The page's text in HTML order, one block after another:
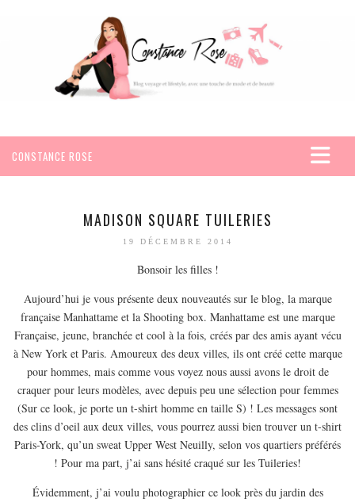
CONSTANCE ROSE
AMÉRIQUE
MEXIQUE
ESPAGNE
FRANCE
GRÈCE
HONGRIE
ITALIE
MADISON SQUARE TUILERIES
19 DÉCEMBRE 2014
Bonsoir les filles !
Aujourd’hui je vous présente deux nouveautés sur le blog, la marque
française Manhattame et la Shooting box. Manhattame est une marque
Française, jeune, branchée et cool à la fois, créés par des amis ayant vécu
à New York et Paris. Amoureux des deux villes, ils ont créé cette marque
pour hommes, mais comme vous voyez nous aussi avons le droit de
craquer pour leurs modèles, avec depuis peu une sélection pour femmes
(Sur ce look, je porte un t-shirt homme en taille S) ! Les messages sont
des clins d’oeil aux deux villes, vous pourrez aussi bien trouver un t-shirt
Paris-York, qu’un sweat Upper West Neuilly, selon vos quartiers préférés
! Pour ma part, j’ai sans hésité craqué sur les Tuileries!
Évidemment, j’ai voulu photographier ce look près du jardin des